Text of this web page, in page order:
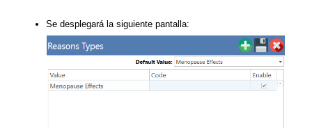
Se desplegará la siguiente pantalla: